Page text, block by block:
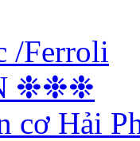
/Ferroli
❉❉❉
cơ Hải